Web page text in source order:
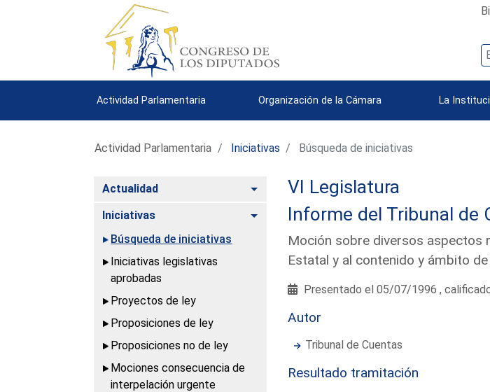
Actividad Parlamentaria Organización de la Cámara La
Actividad Parlamentaria Iniciativas Búsqueda de iniciativas
Actualidad Alternar
Iniciativas
Alternar
Búsqueda de iniciativas
Iniciativas legislativas
aprobadas
Proyectos de ley
Proposiciones de ley
Proposiciones no de ley
Mociones consecuencia de
interpelación urgente
VI Legislatura
Informe del Tribunal de
Moción sobre diversos aspectos
Estatal y al contenido y ámbito
Presentado el 05/07/1996 ,
Autor
Tribunal de Cuentas
Resultado tramitación